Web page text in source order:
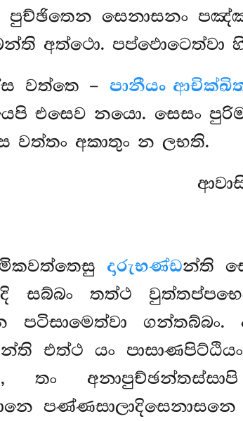
පුච්ඡිතෙන සෙනාසනං
අත්ථො. පප්ඵොටෙත්වා
වත්තෙ – පානීයං
එසෙව නයො. සෙසං
වත්තං අකාතුං න ලභති.
දාරුභණ්ඩන්ති
සබ්බං තත්ථ
පටිසාමෙත්වා
න්ති එත්ථ යං
තං
පණ්ණසාලාදිසෙනාසනෙ